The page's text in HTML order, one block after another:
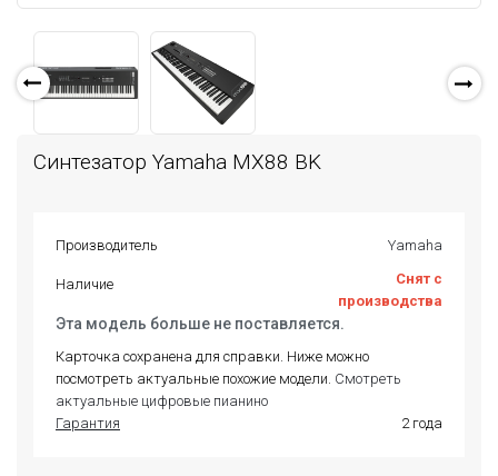
Синтезатор Yamaha MX88 BK
Производитель Yamaha
Наличие
Снят с
производства
Эта модель больше не поставляется.
Карточка сохранена для справки. Ниже можно
посмотреть актуальные похожие модели. Смотреть
актуальные цифровые пианино
Гарантия
2 года